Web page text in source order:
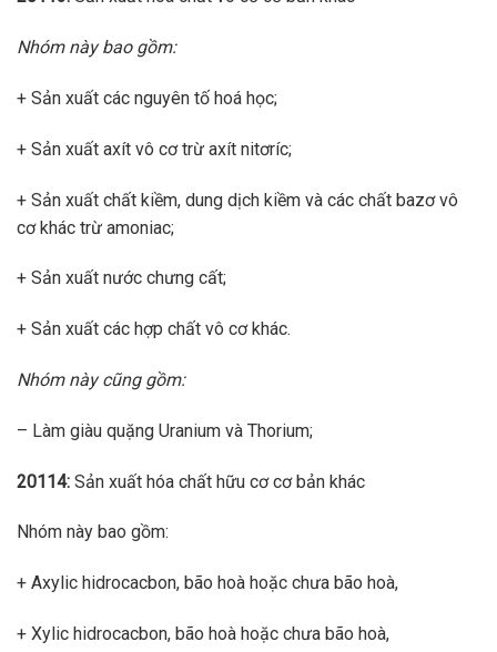
Nhóm này bao gồm:
+ Sản xuất các nguyên tố hoá học;
+ Sản xuất axít vô cơ trừ axít nitơríc;
+ Sản xuất chất kiềm, dung dịch kiềm và các chất bazơ vô
cơ khác trừ amoniac;
+ Sản xuất nước chưng cất;
+ Sản xuất các hợp chất vô cơ khác.
Nhóm này cũng gồm:
– Làm giàu quặng Uranium và Thorium;
20114: Sản xuất hóa chất hữu cơ cơ bản khác
Nhóm này bao gồm:
+ Axylic hidrocacbon, bão hoà hoặc chưa bão hoà,
+ Xylic hidrocacbon, bão hoà hoặc chưa bão hoà,